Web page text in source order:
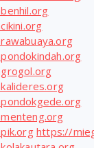
https://